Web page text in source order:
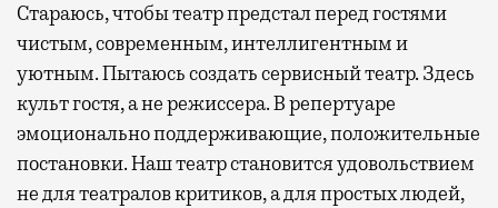
Стараюсь, чтобы театр предстал перед гостями
чистым, современным, интеллигентным и
уютным. Пытаюсь создать сервисный театр. Здесь
культ гостя, а не режиссера. В репертуаре
эмоционально поддерживающие, положительные
постановки. Наш театр становится удовольствием
не для театралов критиков, а для простых людей,